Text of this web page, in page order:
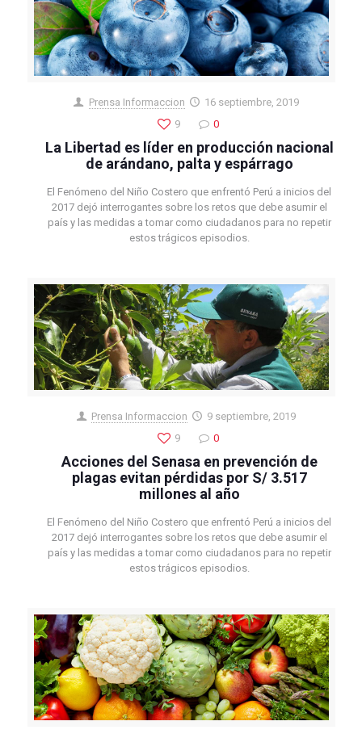
Prensa Informaccion
16 septiembre, 2019
9
0
La Libertad es líder en producción nacional
de arándano, palta y espárrago
El Fenómeno del Niño Costero que enfrentó Perú a inicios del
2017 dejó interrogantes sobre los retos que debe asumir el
país y las medidas a tomar como ciudadanos para no repetir
estos trágicos episodios.
Prensa Informaccion
9 septiembre, 2019
9
0
Acciones del Senasa en prevención de
plagas evitan pérdidas por S/ 3.517
millones al año
El Fenómeno del Niño Costero que enfrentó Perú a inicios del
2017 dejó interrogantes sobre los retos que debe asumir el
país y las medidas a tomar como ciudadanos para no repetir
estos trágicos episodios.